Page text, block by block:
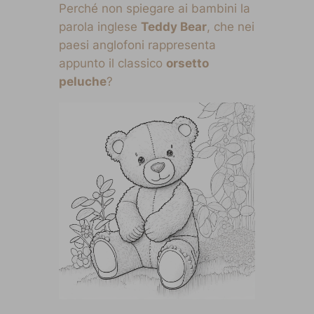
Perché non spiegare ai bambini la
parola inglese Teddy Bear, che nei
paesi anglofoni rappresenta
appunto il classico orsetto
peluche?